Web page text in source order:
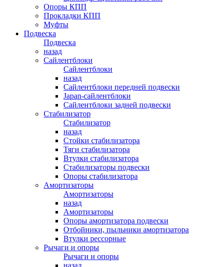
Опоры КПП
Прокладки КПП
Муфты
Подвеска
Подвеска
назад
Сайлентблоки
Сайлентблоки
назад
Сайлентблоки передней подвески
Japan-сайлентблоки
Сайлентблоки задней подвески
Стабилизатор
Стабилизатор
назад
Стойки стабилизатора
Тяги стабилизатора
Втулки стабилизатора
Стабилизаторы подвески
Опоры стабилизатора
Амортизаторы
Амортизаторы
назад
Амортизаторы
Опоры амортизатора подвески
Отбойники, пыльники амортизатора
Втулки рессорные
Рычаги и опоры
Рычаги и опоры
назад